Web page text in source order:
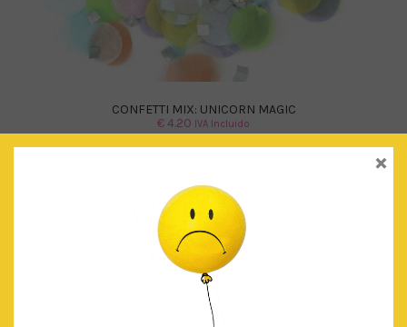
CONFETTI MIX: UNICORN MAGIC
€4.20 IVA Incluido
×